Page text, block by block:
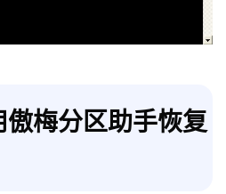
傲梅分区助手恢复